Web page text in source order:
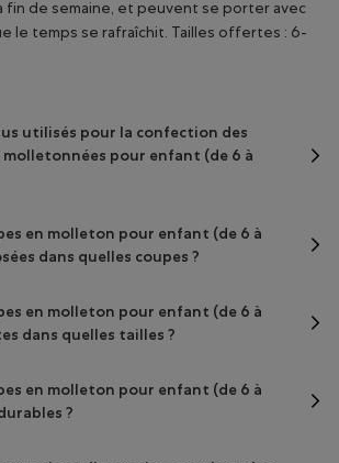
fin de semaine, et peuvent se porter avec
le temps se rafraîchit. Tailles offertes : 6-
utilisés pour la confection des
molletonnées pour enfant (de 6 à
en molleton pour enfant (de 6 à
dans quelles coupes ?
en molleton pour enfant (de 6 à
dans quelles tailles ?
en molleton pour enfant (de 6 à
?